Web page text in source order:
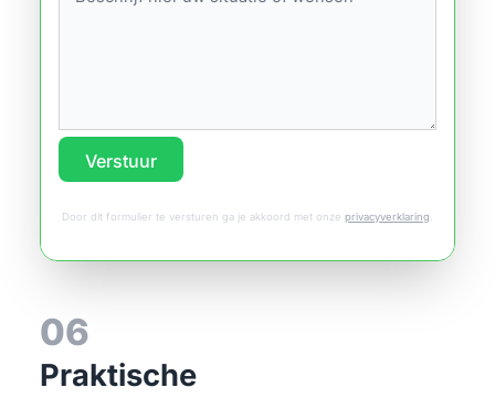
Verstuur
Door dit formulier te versturen ga je akkoord met onze privacyverklaring
06
Praktische